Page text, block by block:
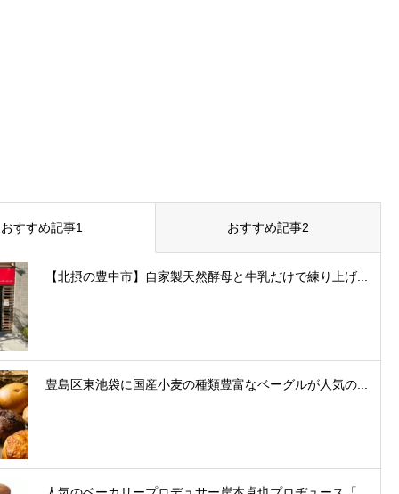
おすすめ記事1 おすすめ記事2
【北摂の豊中市】自家製天然酵母と牛乳だけで練り上げ...
豊島区東池袋に国産小麦の種類豊富なベーグルが人気の...